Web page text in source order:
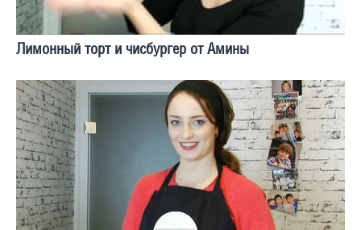
Лимонный торт и чисбургер от Амины